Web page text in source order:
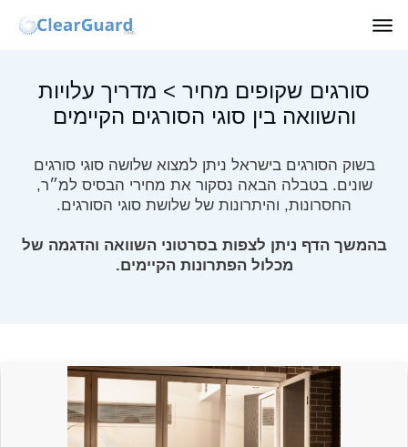
סורגים שקופים מחיר > מדריך עלויות
והשוואה בין סוגי הסורגים הקיימים
בשוק הסורגים בישראל ניתן למצוא שלושה סוגי סורגים
שונים. בטבלה הבאה נסקור את מחירי הבסיס למ״ר,
החסרונות, והיתרונות של שלושת סוגי הסורגים.
בהמשך הדף ניתן לצפות בסרטוני השוואה והדגמה של
מכלול הפתרונות הקיימים.